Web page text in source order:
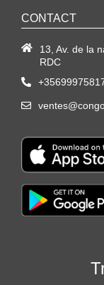
CONTACT
13, Av. de la
RDC